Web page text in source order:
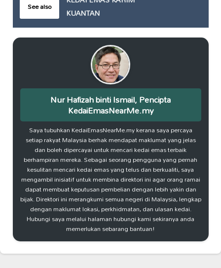
See also
KUANTAN
Nur Hafizah binti Ismail, Pencipta
KedaiEmasNearMe.my
Saya tubuhkan KedaiEmasNearMe.my kerana saya percaya
setiap rakyat Malaysia berhak mendapat maklumat yang jelas
dan boleh dipercayai untuk mencari kedai emas terbaik
berhampiran mereka. Sebagai seorang pengguna yang pernah
kesulitan mencari kedai emas yang telus dan berkualiti, saya
mengambil inisiatif untuk membina direktori ini agar orang ramai
dapat membuat keputusan pembelian dengan lebih yakin dan
bijak. Direktori ini merangkumi semua negeri di Malaysia, lengkap
dengan maklumat lokasi, perkhidmatan, dan ulasan kedai.
Hubungi saya melalui halaman hubungi kami sekiranya anda
memerlukan sebarang bantuan!